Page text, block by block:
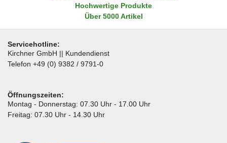
Hochwertige Produkte
Über 5000 Artikel
Servicehotline:
Kirchner GmbH || Kundendienst
Telefon +49 (0) 9382 / 9791-0
Öffnungszeiten:
Montag - Donnerstag: 07.30 Uhr - 17.00 Uhr
Freitag: 07.30 Uhr - 14.30 Uhr